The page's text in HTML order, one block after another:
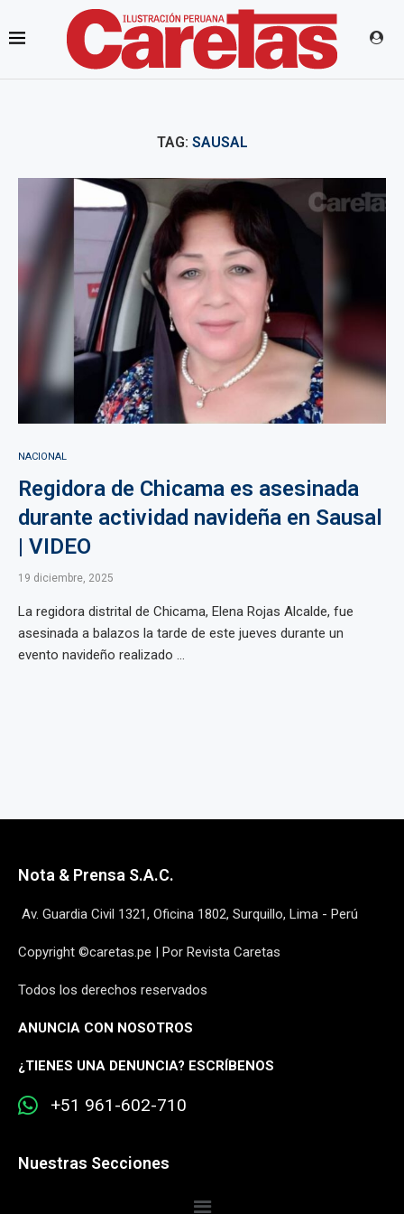
TAG: SAUSAL
NACIONAL
Regidora de Chicama es asesinada
durante actividad navideña en Sausal
| VIDEO
19 diciembre, 2025
La regidora distrital de Chicama, Elena Rojas Alcalde, fue
asesinada a balazos la tarde de este jueves durante un
evento navideño realizado ...
Nota & Prensa S.A.C.
Av. Guardia Civil 1321, Oficina 1802, Surquillo, Lima - Perú
Copyright ©caretas.pe | Por Revista Caretas
Todos los derechos reservados
ANUNCIA CON NOSOTROS
¿TIENES UNA DENUNCIA? ESCRÍBENOS
+51 961-602-710
Nuestras Secciones